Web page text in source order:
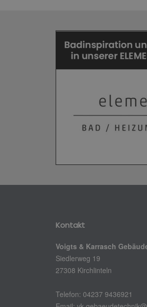
Kontakt
Voigts & Karrasch
Siedlerweg 19
27308 Kirchlinteln
Telefon: 04237 9436921